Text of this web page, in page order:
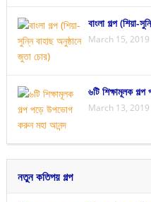
বাংলা গল্প (শিয়া-
March 15, 2019
৬টি শিক্ষামূলক
March 13, 2019
নতুন কতিপয় গল্প